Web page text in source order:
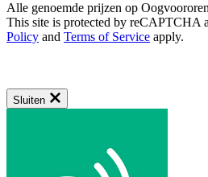
Alle genoemde prijzen op
This site is protected by reCAPTCHA
Policy and Terms of Service apply.
Sluiten